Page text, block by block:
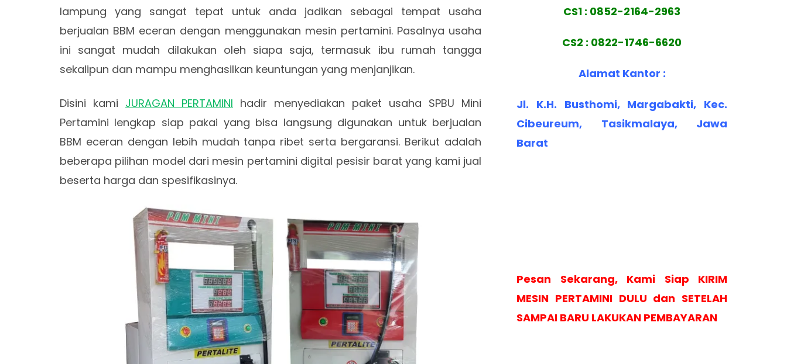
lampung yang sangat tepat untuk anda jadikan sebagai tempat usaha
berjualan BBM eceran dengan menggunakan mesin pertamini. Pasalnya usaha
ini sangat mudah dilakukan oleh siapa saja, termasuk ibu rumah tangga
sekalipun dan mampu menghasilkan keuntungan yang menjanjikan.
Disini kami JURAGAN PERTAMINI hadir menyediakan paket usaha SPBU Mini
Pertamini lengkap siap pakai yang bisa langsung digunakan untuk berjualan
BBM eceran dengan lebih mudah tanpa ribet serta bergaransi. Berikut adalah
beberapa pilihan model dari mesin pertamini digital pesisir barat yang kami jual
beserta harga dan spesifikasinya.
CS1 : 0852-2164-2963
CS2 : 0822-1746-6620
Alamat Kantor :
Jl. K.H. Busthomi, Margabakti, Kec.
Cibeureum, Tasikmalaya, Jawa
Barat
Pesan Sekarang, Kami Siap KIRIM
MESIN PERTAMINI DULU dan SETELAH
SAMPAI BARU LAKUKAN PEMBAYARAN